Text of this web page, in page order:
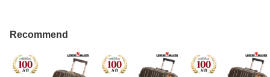
Recommend